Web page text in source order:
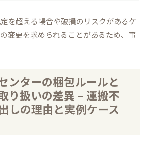
を超える場合や破損のリスクがあるケ
変更を求められることがあるため、事
ンターの梱包ルールと
り扱いの差異 – 運搬不
しの理由と実例ケース